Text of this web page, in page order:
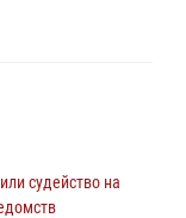
вылетов в
судейство на